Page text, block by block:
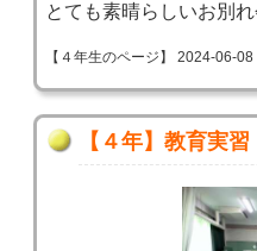
とても素晴らしいお別
【４年生のページ】 2024-06-
【４年】教育実